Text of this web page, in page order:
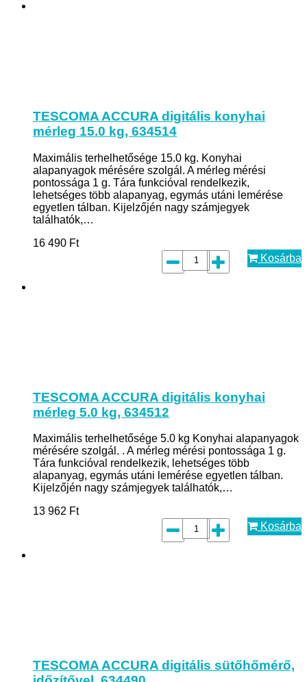
TESCOMA ACCURA digitális konyhai
mérleg 15.0 kg, 634514
Maximális terhelhetősége 15.0 kg. Konyhai
alapanyagok mérésére szolgál. A mérleg mérési
pontossága 1 g. Tára funkcióval rendelkezik,
lehetséges több alapanyag, egymás utáni lemérése
egyetlen tálban. Kijelzőjén nagy számjegyek
találhatók,…
16 490 Ft
Kosárba
TESCOMA ACCURA digitális konyhai
mérleg 5.0 kg, 634512
Maximális terhelhetősége 5.0 kg Konyhai alapanyagok
mérésére szolgál. . A mérleg mérési pontossága 1 g.
Tára funkcióval rendelkezik, lehetséges több
alapanyag, egymás utáni lemérése egyetlen tálban.
Kijelzőjén nagy számjegyek találhatók,…
13 962 Ft
Kosárba
TESCOMA ACCURA digitális sütőhőmérő,